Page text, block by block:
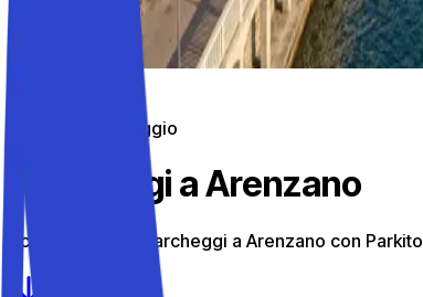
Parcheggi in viaggio
Parcheggi a Arenzano
Scopri i migliori parcheggi a Arenzano con Parkito